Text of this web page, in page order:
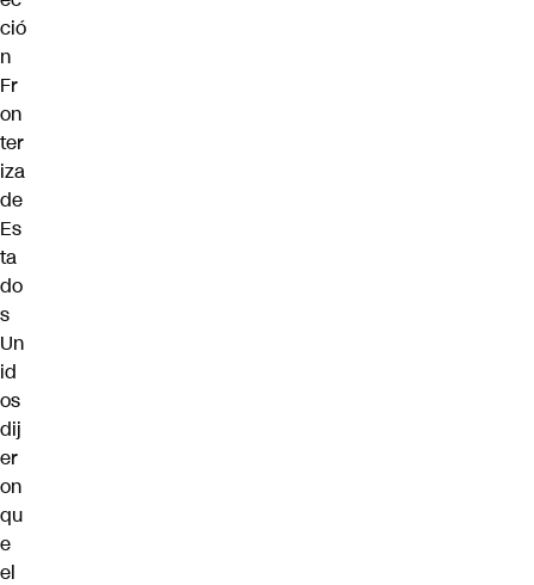
ció
n
Fr
on
ter
iza
de
Es
ta
do
s
Un
id
os
dij
er
on
qu
e
el